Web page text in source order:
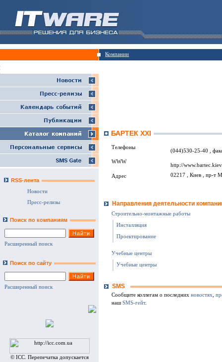
Компании
RSS-лента
Новости
Пресс-релизы
Поиск по компаниям
Расширенный поиск
Поиск по сайту
Расширенный поиск
© ICC. Перепечатка допускается
БАРТЕК XXI
Телефоны
(044)530-25-40 ,
WWW
http://
Адрес
02217 , Киев , пр-т
Направления деятельности
Строительно-монтажные работы
Инсталляция
Проектирование
Учебные центры
Учебные центры
SMS
Сообщите коллегам о последних новостях
наш SMS-гейт.